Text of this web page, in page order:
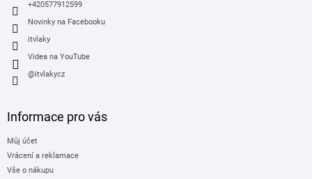
+420577912599
Novinky na Facebooku
itvlaky
Videa na YouTube
@itvlakycz
Informace pro vás
Můj účet
Vrácení a reklamace
Vše o nákupu